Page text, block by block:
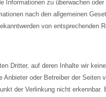
Informationen zu überwachen
nach den allgemeinen
von entsprechenden
Dritter, auf deren Inhalte wir
Anbieter oder Betreiber der
der Verlinkung nicht